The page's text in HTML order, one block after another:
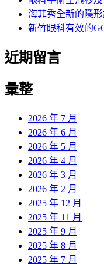
海菲秀全新的隱
新竹眼科有效的
近期留言
彙整
2026 年 7 月
2026 年 6 月
2026 年 5 月
2026 年 4 月
2026 年 3 月
2026 年 2 月
2025 年 12 月
2025 年 11 月
2025 年 9 月
2025 年 8 月
2025 年 7 月